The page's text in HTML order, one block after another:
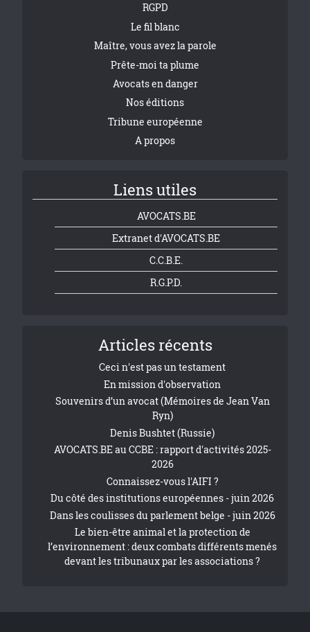
RGPD
Le fil blanc
Maître, vous avez la parole
Prête-moi ta plume
Avocats en danger
Nos éditions
Tribune européenne
A propos
Liens utiles
AVOCATS.BE
Extranet d'AVOCATS.BE
C.C.B.E.
R.G.P.D.
Articles récents
Ceci n'est pas un testament
En mission d'observation
Souvenirs d’un avocat (Mémoires de Jean Van
Ryn)
Denis Bushtet (Russie)
AVOCATS.BE au CCBE : rapport d'activités 2025-
2026
Connaissez-vous l'AIFI ?
Du côté des institutions européennes - juin 2026
Dans les coulisses du parlement belge - juin 2026
Le bien-être animal et la protection de
l’environnement : deux combats différents menés
devant les tribunaux par les associations ?